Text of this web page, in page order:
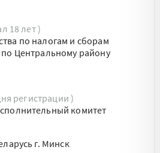
18 лет )
по налогам и сборам
Центральному району
регистрации )
комитет
г. Минск